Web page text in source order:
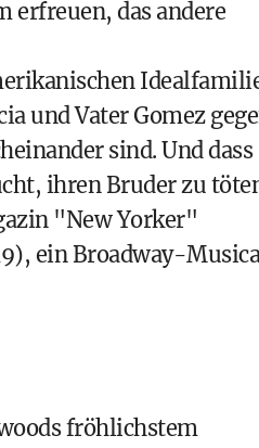
erfreuen, das andere
und Vater Gomez
sind. Und dass
ihren Bruder zu
"New Yorker"
ein Broadway-
fröhlichstem